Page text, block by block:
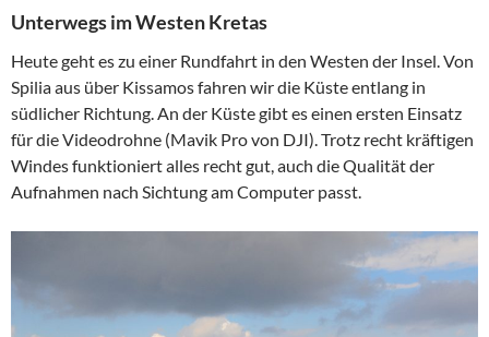
Unterwegs im Westen Kretas
Heute geht es zu einer Rundfahrt in den Westen der Insel. Von
Spilia aus über Kissamos fahren wir die Küste entlang in
südlicher Richtung. An der Küste gibt es einen ersten Einsatz
für die Videodrohne (Mavik Pro von DJI). Trotz recht kräftigen
Windes funktioniert alles recht gut, auch die Qualität der
Aufnahmen nach Sichtung am Computer passt.